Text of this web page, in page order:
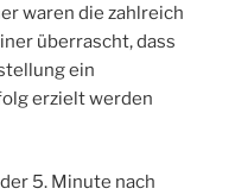
waren die zahlreich
überrascht, dass
ein
erzielt werden
5. Minute nach